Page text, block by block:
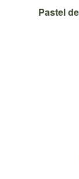
Pastel